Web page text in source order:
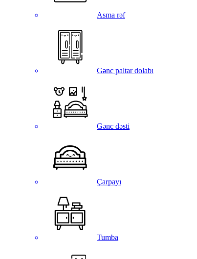
Asma rəf
Gənc paltar dolabı
Gənc dəsti
Çarpayı
Tumba